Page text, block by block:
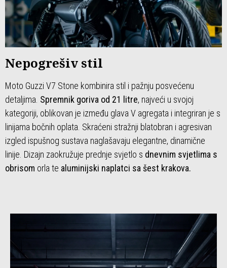
Nepogrešiv stil
Moto Guzzi V7 Stone kombinira stil i pažnju posvećenu
detaljima. Spremnik goriva od 21 litre, najveći u svojoj
kategoriji, oblikovan je između glava V agregata i integriran je s
linijama bočnih oplata. Skraćeni stražnji blatobran i agresivan
izgled ispušnog sustava naglašavaju elegantne, dinamične
linije. Dizajn zaokružuje prednje svjetlo s dnevnim svjetlima s
obrisom orla te aluminijski naplatci sa šest krakova.